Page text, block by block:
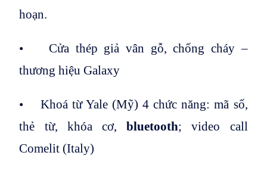
hoạn.
• Cửa thép giả vân gỗ, chống cháy –
thương hiệu Galaxy
• Khoá từ Yale (Mỹ) 4 chức năng: mã số,
thẻ từ, khóa cơ,bluetooth; video call
Comelit (Italy)